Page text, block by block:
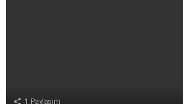
1 Paylaşım